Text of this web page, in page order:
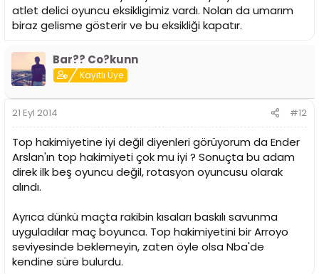
hand-off’tan aldırıp pick&roll setlerini oynatmak ve hücum
alanına erken gelip pick&roll setlerini oynatmak en büyük
silahımız olmalıdır.
Daha fazla turnover sayısı kovalamalıyız. Elimizdeki arka
alan oyuncularında Nolan ve MartynasPocius’un biraz
daha riskli savunma hamlelerine girmelerine göz
yumabiliriz.
Hızlı hücum denemelerini artırmalıyız. Nolan oyundayken,
ribaund sonraları 5 numarayı koşturarak Nolan’ın kolay bir
sayı üretimine gitmesine yol açmalıyız.
Vladimir Micov’la birlikte, bol bol 4 kısalı beşler
fazla hareketin olduğu hücum setlerinde Nolan Smith’i
topsuz cut eden (özellikle Spurs motion hücumlarında
gördüğümüz, potaya tepeden cut yapan kısa) rollerde
kullanmalıyız. Nolan Smith’li beşte topu olabildiğince sete
setten önce kullanabilmenin yolunu aramalıyız.
atlet delici oyuncu eksikligimiz vardı. Nolan da umarım
biraz gelisme gösterir ve bu eksikliği kapatır.
Bar?? Co?kunn
Kayıtlı Üye
21 Eyl 2014 #12
Top hakimiyetine iyi değil diyenleri görüyorum da Ender
Arslan'ın top hakimiyeti çok mu iyi ? Sonuçta bu adam
direk ilk beş oyuncu değil, rotasyon oyuncusu olarak
alındı.
Ayrıca dünkü maçta rakibin kısaları baskılı savunma
uyguladılar maç boyunca. Top hakimiyetini bir Arroyo
seviyesinde beklemeyin, zaten öyle olsa Nba'de
kendine süre bulurdu.